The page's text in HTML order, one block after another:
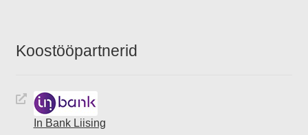
Koostööpartnerid
In Bank Liising